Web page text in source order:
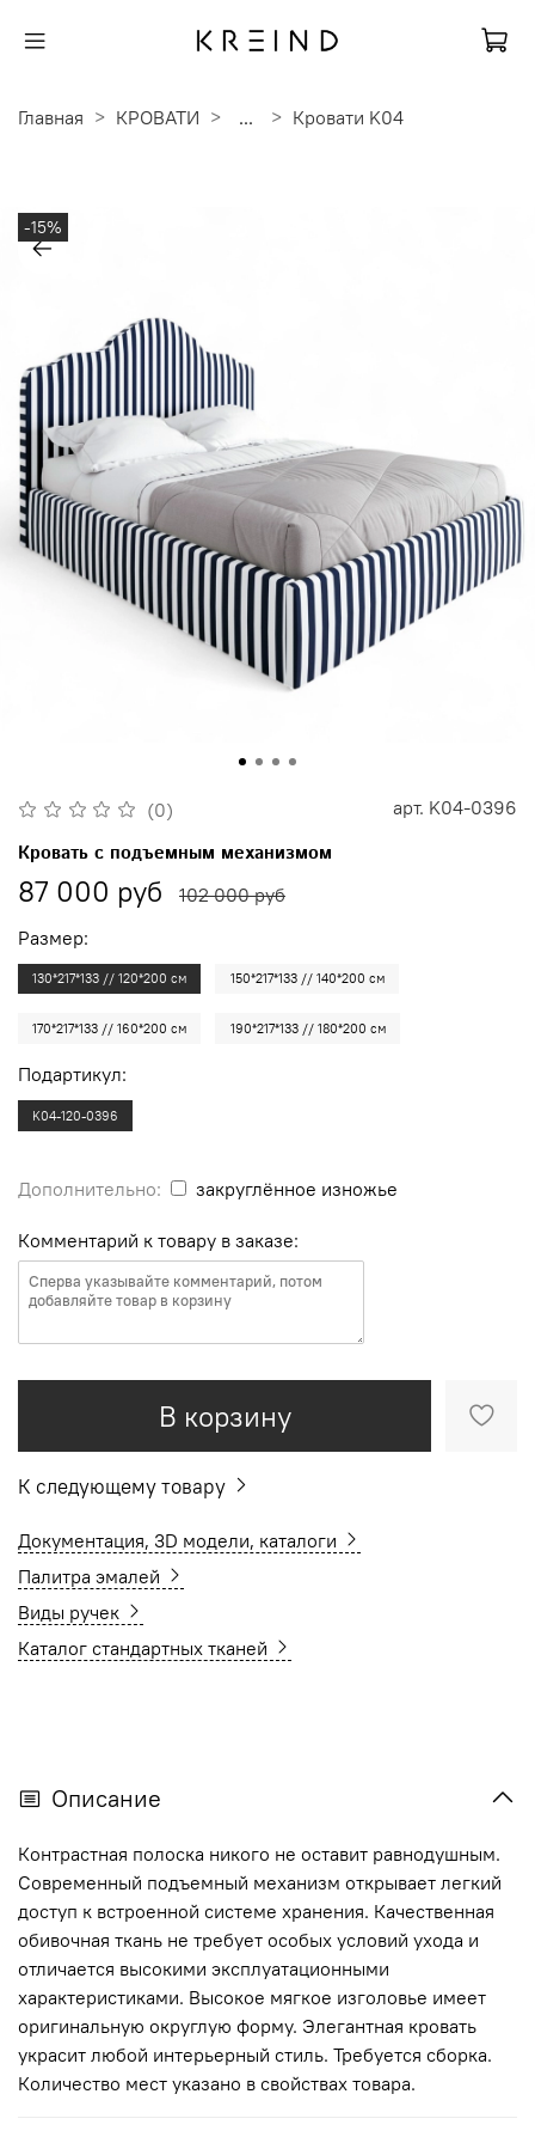
Главная КРОВАТИ ... Кровати K04
-15%
(0) арт. K04-0396
Кровать с подъемным механизмом
87 000 руб 102 000 руб
Дополнительно: закруглённое изножье
Комментарий к товару в заказе:
В корзину
К следующему товару
Документация, 3D модели, каталоги
Палитра эмалей
Виды ручек
Каталог стандартных тканей
Размер:
130*217*133 // 120*200 см 150*217*133 // 140*200 см
170*217*133 // 160*200 см 190*217*133 // 180*200 см
Подартикул:
K04-120-0396
Описание
Контрастная полоска никого не оставит равнодушным.
Современный подъемный механизм открывает легкий
доступ к встроенной системе хранения. Качественная
обивочная ткань не требует особых условий ухода и
отличается высокими эксплуатационными
характеристиками. Высокое мягкое изголовье имеет
оригинальную округлую форму. Элегантная кровать
украсит любой интерьерный стиль. Требуется сборка.
Количество мест указано в свойствах товара.